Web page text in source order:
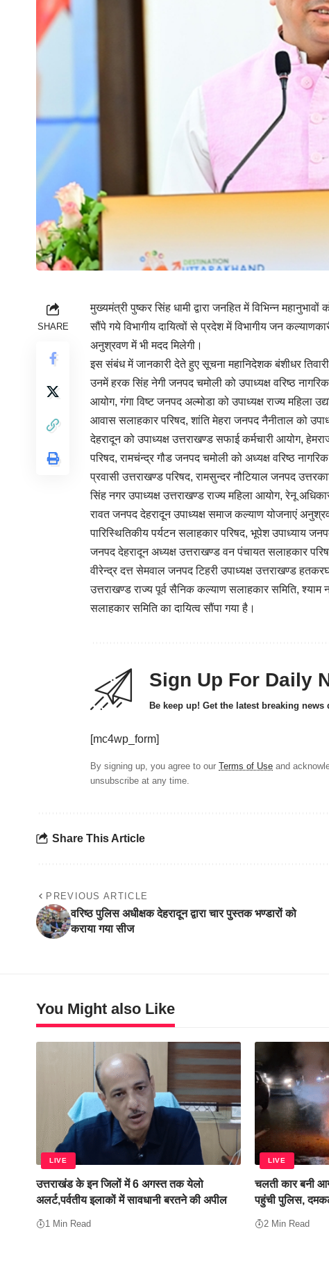
SHARE
मुख्यमंत्री पुष्कर सिंह धामी द्वारा जनहित में विभिन्न महानुभावों
सौंपे गये विभागीय दायित्वों से प्रदेश में विभागीय जन
अनुश्रवण में भी मदद मिलेगी।
इस संबंध में जानकारी देते हुए सूचना महानिदेशक बंशीधर तिवारी
उनमें हरक सिंह नेगी जनपद चमोली को उपाध्यक्ष वरिष्ठ
आयोग, गंगा विष्ट जनपद अल्मोडा को उपाध्यक्ष राज्य महिला
आवास सलाहकार परिषद, शांति मेहरा जनपद नैनीताल को
देहरादून को उपाध्यक्ष उत्तराखण्ड सफाई कर्मचारी आयोग,
परिषद, रामचंन्द्र गौड जनपद चमोली को अध्यक्ष वरिष्ठ
प्रवासी उत्तराखण्ड परिषद, रामसुन्दर नौटियाल जनपद
सिंह नगर उपाध्यक्ष उत्तराखण्ड राज्य महिला आयोग, रेनू
रावत जनपद देहरादून उपाध्यक्ष समाज कल्याण योजनाएं
पारिस्थितिकीय पर्यटन सलाहकार परिषद, भूपेश उपाध्याय
जनपद देहरादून अध्यक्ष उत्तराखण्ड वन पंचायत सलाहकार
वीरेन्द्र दत्त सेमवाल जनपद टिहरी उपाध्यक्ष उत्तराखण्ड
उत्तराखण्ड राज्य पूर्व सैनिक कल्याण सलाहकार समिति, श्याम
सलाहकार समिति का दायित्व सौंपा गया है।
Sign Up For Daily
Be keep up! Get the latest breaking
[mc4wp_form]
By signing up, you agree to our Terms of Use and
unsubscribe at any time.
Share This Article
PREVIOUS ARTICLE
वरिष्ठ पुलिस अधीक्षक देहरादून द्वारा चार पुस्तक भण्डारों को
कराया गया सीज
You Might also Like
LIVE
उत्तराखंड के इन जिलों में 6 अगस्त तक येलो
अलर्ट,पर्वतीय इलाकों में सावधानी बरतने की अपील
1 Min Read
LIVE
चलती कार बनी
पहुंची पुलिस,
2 Min Read